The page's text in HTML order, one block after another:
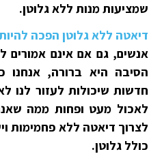
שמציעות מנות ללא גלוטן.
דיאטה ללא גלוטן הפכה
אנשים, גם אם אינם אמורים
הסיבה היא ברורה, אנחנו
חדשות שיכולות לעזור לנו
לאכול מעט ופחות ממה
לצרוך דיאטה ללא פחמימות
כולל גלוטן.